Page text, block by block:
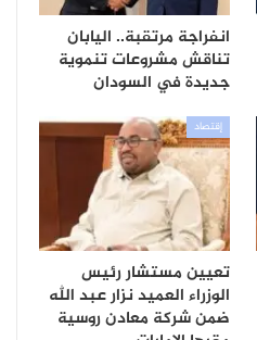
انفراجة مرتقبة.. اليابان
تناقش مشروعات تنموية
جديدة في السودان
إقتصاد
تعيين مستشار رئيس
الوزراء العميد نزار عبد الله
ضمن شركة معادن روسية